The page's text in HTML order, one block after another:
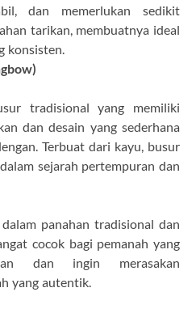
dan memerlukan sedikit
tarikan, membuatnya ideal
konsisten.
tradisional yang memiliki
dan desain yang sederhana
Terbuat dari kayu, busur
sejarah pertempuran dan
panahan tradisional dan
cocok bagi pemanah yang
dan ingin merasakan
yang autentik.